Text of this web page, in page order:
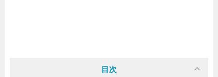
目次